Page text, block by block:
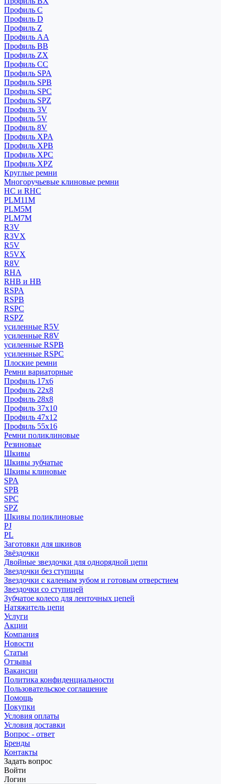
Профиль C
Профиль D
Профиль Z
Профиль АА
Профиль BB
Профиль ZX
Профиль CC
Профиль SPA
Профиль SPB
Профиль SPC
Профиль SPZ
Профиль 3V
Профиль 5V
Профиль 8V
Профиль XPA
Профиль XPB
Профиль XPC
Профиль XPZ
Круглые ремни
Многоручьевые клиновые ремни
HC и RHC
PLM11M
PLM5M
PLM7M
R3V
R3VX
R5V
R5VX
R8V
RHA
RHB и HB
RSPA
RSPB
RSPC
RSPZ
усиленные R5V
усиленные R8V
усиленные RSPB
усиленные RSPC
Плоские ремни
Ремни вариаторные
Профиль 17x6
Профиль 22x8
Профиль 28x8
Профиль 37x10
Профиль 47x12
Профиль 55x16
Ремни поликлиновые
Резиновые
Шкивы
Шкивы зубчатые
Шкивы клиновые
SPA
SPB
SPC
SPZ
Шкивы поликлиновые
PJ
PL
Заготовки для шкивов
Звёздочки
Двойные звездочки для однорядной цепи
Звездочки без ступицы
Звездочки с каленым зубом и готовым отверстием
Звездочки со ступицей
Зубчатое колесо для ленточных цепей
Натяжитель цепи
Услуги
Акции
Компания
Новости
Статьи
Отзывы
Вакансии
Политика конфиденциальности
Пользовательское соглашение
Помощь
Покупки
Условия оплаты
Условия доставки
Вопрос - ответ
Бренды
Контакты
Задать вопрос
Войти
Логин